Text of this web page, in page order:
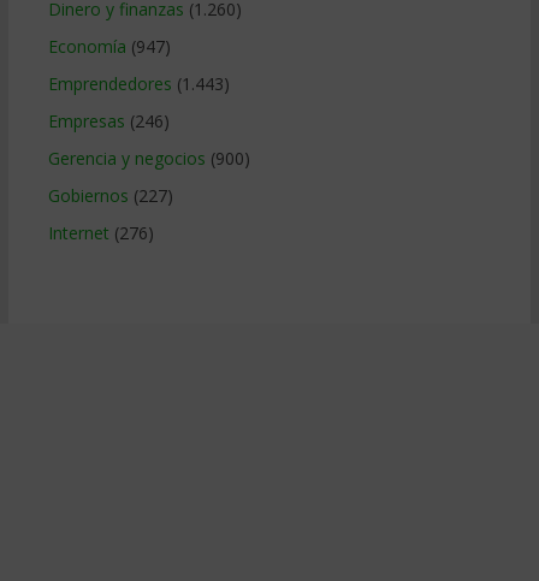
Dinero y finanzas (1.260)
Economía (947)
Emprendedores (1.443)
Empresas (246)
Gerencia y negocios (900)
Gobiernos (227)
Internet (276)